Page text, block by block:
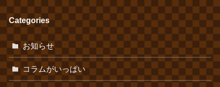
Categories
お知らせ
コラムがいっぱい